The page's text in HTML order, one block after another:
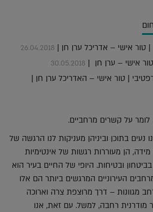
אישי – אדריכל ערן חן | 26.04.2018
אישי – ערן חן | 30.05.2018
| טור אישי – האדריכל ערן חן |
לומר על קשרים מרחביים.
בתוכן וביניהן מעניקות לנו הרגשה של
הן מעוררות רגשות של אינטימיות
ובטיחות. היופי של החיים בעיר הוא
העירוניים המרגשים ביותר הם אלו
מגוונות – דרך מרוצפת צרה וארוכה
מודרנית רחבה, למשל. עם זאת, אנו